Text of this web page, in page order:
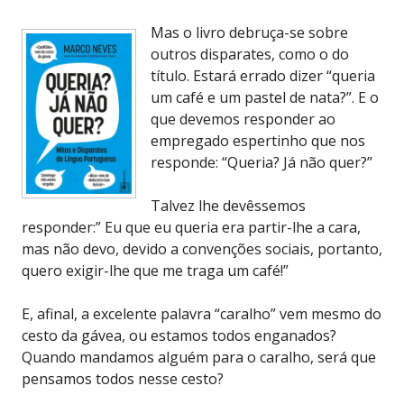
Mas o livro debruça-se sobre
outros disparates, como o do
título. Estará errado dizer “queria
um café e um pastel de nata?”. E o
que devemos responder ao
empregado espertinho que nos
responde: “Queria? Já não quer?”
Talvez lhe devêssemos
responder:” Eu que eu queria era partir-lhe a cara,
mas não devo, devido a convenções sociais, portanto,
quero exigir-lhe que me traga um café!”
E, afinal, a excelente palavra “caralho” vem mesmo do
cesto da gávea, ou estamos todos enganados?
Quando mandamos alguém para o caralho, será que
pensamos todos nesse cesto?